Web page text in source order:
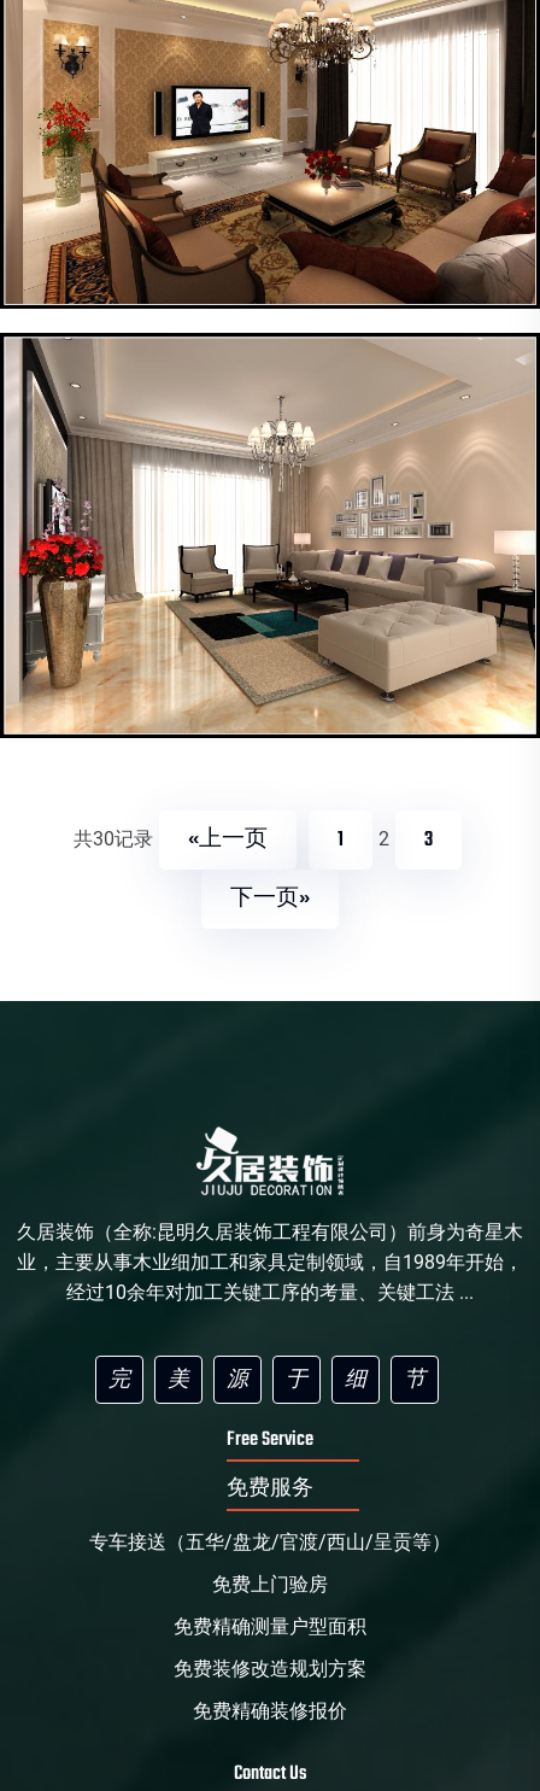
共30记录 «上一页 1 2
3
下一页»
久居装饰（全称:昆明久居装饰工程有限公司）前身为奇星木
业，主要从事木业细加工和家具定制领域，自1989年开始，
经过10余年对加工关键工序的考量、关键工法 ...
完 美 源 于 细
节
Free Service
免费服务
专车接送（五华/盘龙/官渡/西山/呈贡等）
免费上门验房
免费精确测量户型面积
免费装修改造规划方案
免费精确装修报价
Contact Us